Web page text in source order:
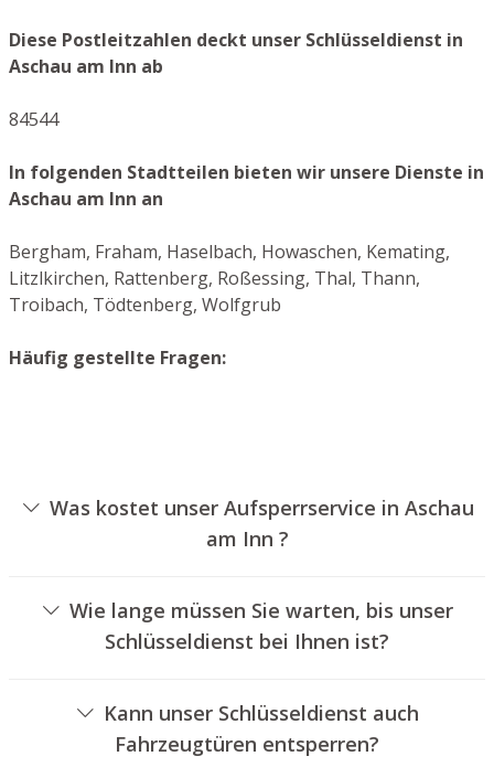
Diese Postleitzahlen deckt unser Schlüsseldienst in
Aschau am Inn ab
84544
In folgenden Stadtteilen bieten wir unsere Dienste in
Aschau am Inn an
Bergham, Fraham, Haselbach, Howaschen, Kemating,
Litzlkirchen, Rattenberg, Roßessing, Thal, Thann,
Troibach, Tödtenberg, Wolfgrub
Häufig gestellte Fragen:
Was kostet unser Aufsperrservice in Aschau
am Inn ?
verschiedenen Optionen ab, wie beispielsweise der
Ausführung des Türschlosses, der Dauer der Arbeiten
und eventuell anfallenden Anfahrtskosten. Wir bieten
Wie lange müssen Sie warten, bis unser
Schlüsseldienst bei Ihnen ist?
innerhalb von dreißig Minuten vor Ort. Die tatsächliche
Wartezeit hängt von der Entfernung des Einsatzortes zu
unserem Unternehmen und den aktuellen
Kann unser Schlüsseldienst auch
Fahrzeugtüren entsperren?